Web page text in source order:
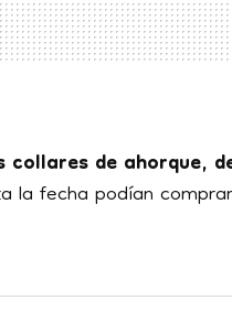
collares de ahorque,
la fecha podían